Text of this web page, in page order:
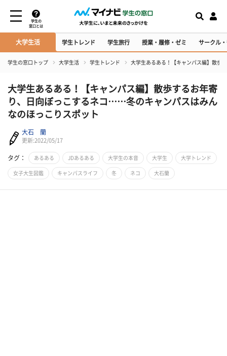
学生の
窓口とは
大学生活 学生トレンド 学生旅行 授業・履修・ゼミ サークル
学生の窓口トップ 大学生活 学生トレンド 大学生あるある！【キャンパス編】散歩
大学生あるある！【キャンパス編】散歩するお年寄
り、日向ぼっこするネコ……冬のキャンパスはみん
なのほっこりスポット
大石 蘭
更新:2022/05/17
タグ： あるある JDあるある 大学生の本音 大学生 大学トレンド
女子大生図鑑 キャンパスライフ 冬 ネコ 大石蘭